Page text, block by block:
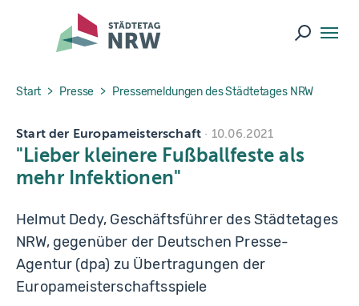
Skip to main navigation
Skip to main content
Skip to page footer
Suche
You are here:
Start Presse Pressemeldungen des Städtetages NRW
Start der Europameisterschaft 10.06.2021
"Lieber kleinere Fußballfeste als
mehr Infektionen"
Helmut Dedy, Geschäftsführer des Städtetages
NRW, gegenüber der Deutschen Presse-
Agentur (dpa) zu Übertragungen der
Europameisterschaftsspiele